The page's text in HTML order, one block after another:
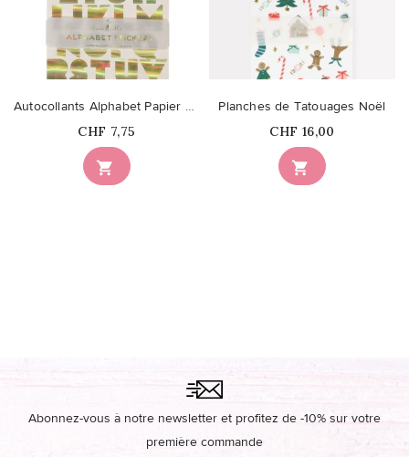

Autocollants Alphabet Papier Doré
Prix
CHF 7,75

Planches de Tatouages Noël
Prix
CHF 16,00
Abonnez-vous à notre newsletter et profitez de -10% sur votre
première commande